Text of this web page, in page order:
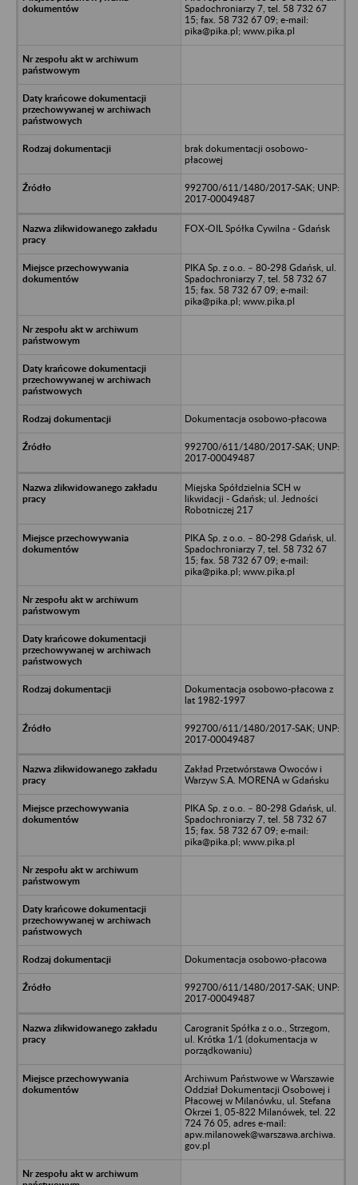
Spadochroniarzy 7, tel. 58 732 67
15; fax. 58 732 67 09; e-mail:
pika@pika.pl; www.pika.pl
brak dokumentacji osobowo-
płacowej
992700/611/1480/2017-SAK; UNP:
2017-00049487
FOX-OIL Spółka Cywilna - Gdańsk
PIKA Sp. z o.o. – 80-298 Gdańsk, ul.
Spadochroniarzy 7, tel. 58 732 67
15; fax. 58 732 67 09; e-mail:
pika@pika.pl; www.pika.pl
Dokumentacja osobowo-płacowa
992700/611/1480/2017-SAK; UNP:
2017-00049487
Miejska Spółdzielnia SCH w
likwidacji - Gdańsk; ul. Jedności
Robotniczej 217
PIKA Sp. z o.o. – 80-298 Gdańsk, ul.
Spadochroniarzy 7, tel. 58 732 67
15; fax. 58 732 67 09; e-mail:
pika@pika.pl; www.pika.pl
Dokumentacja osobowo-płacowa z
lat 1982-1997
992700/611/1480/2017-SAK; UNP:
2017-00049487
Zakład Przetwórstawa Owoców i
Warzyw S.A. MORENA w Gdańsku
PIKA Sp. z o.o. – 80-298 Gdańsk, ul.
Spadochroniarzy 7, tel. 58 732 67
15; fax. 58 732 67 09; e-mail:
pika@pika.pl; www.pika.pl
Dokumentacja osobowo-płacowa
992700/611/1480/2017-SAK; UNP:
2017-00049487
Carogranit Spółka z o.o., Strzegom,
ul. Krótka 1/1 (dokumentacja w
porządkowaniu)
Archiwum Państwowe w Warszawie
Oddział Dokumentacji Osobowej i
Płacowej w Milanówku, ul. Stefana
Okrzei 1, 05-822 Milanówek, tel. 22
724 76 05, adres e-mail:
apw.milanowek@warszawa.archiwa.
gov.pl